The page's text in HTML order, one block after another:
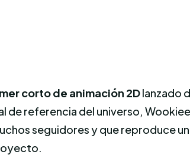
corto de animación 2Dlanzado
de referencia del universo,
seguidores y que reproduce